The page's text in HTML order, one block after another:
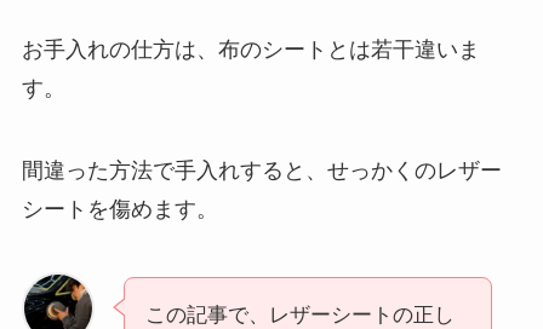
お手入れの仕方は、布のシートとは若干違いま
す。
間違った方法で手入れすると、せっかくのレザー
シートを傷めます。
この記事で、レザーシートの正し